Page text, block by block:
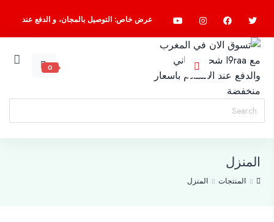
عرض خاص: التوصيل بالمجان، و الدفع عند
الاستلام، اسرع واطلب الآن
0
المنزل
المنتجات المنزل